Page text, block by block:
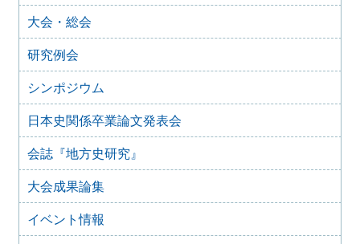
2025年12月のイベント
2025年10月31日
2025年11月のイベント（更新しました）
2025年9月20日
2025年10月のイベント(更新しました)
2025年8月のイベント
2025年7月27日
2025年7月のイベント(更新しました)
2025年6月2日
2025年6月のイベント
2025年4月26日
2025年5月のイベント
大会・総会
研究例会
シンポジウム
日本史関係卒業論文発表会
会誌『地方史研究』
大会成果論集
イベント情報